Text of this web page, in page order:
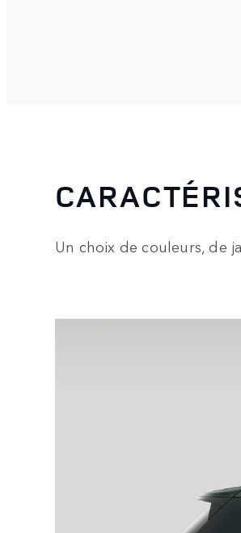
Un choix de couleurs, de